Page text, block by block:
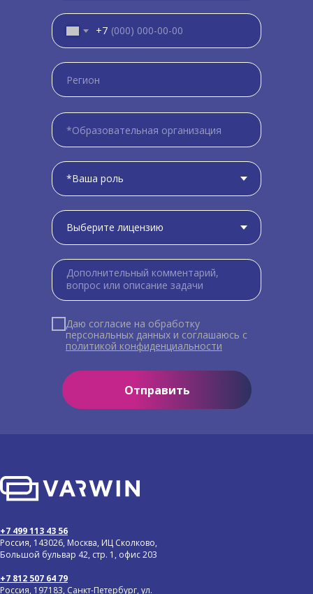
Даю согласие на обработку
персональных данных и соглашаюсь c
политикой конфиденциальности
+7
Отправить
+7 499 113 43 56
Россия, 143026, Москва, ИЦ Сколково,
Большой бульвар 42, стр. 1, офис 203
+7 812 507 64 79
Россия, 197183, Санкт-Петербург, ул.